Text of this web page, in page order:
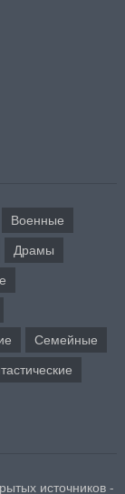
Военные
Драмы
Семейные
источников -